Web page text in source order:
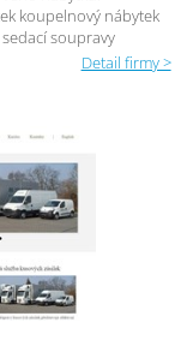
koupelnový nábytek
soupravy
Detail firmy >